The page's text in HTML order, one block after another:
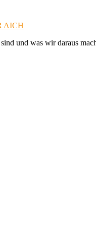
AICH
und was wir daraus